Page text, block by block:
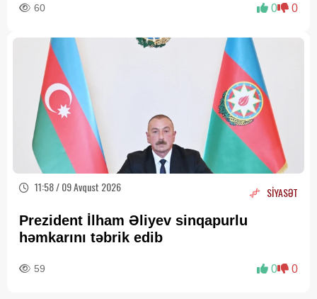
60 0 0
11:58 / 09 Avqust 2026 SİYASƏT
Prezident İlham Əliyev sinqapurlu
həmkarını təbrik edib
59 0 0